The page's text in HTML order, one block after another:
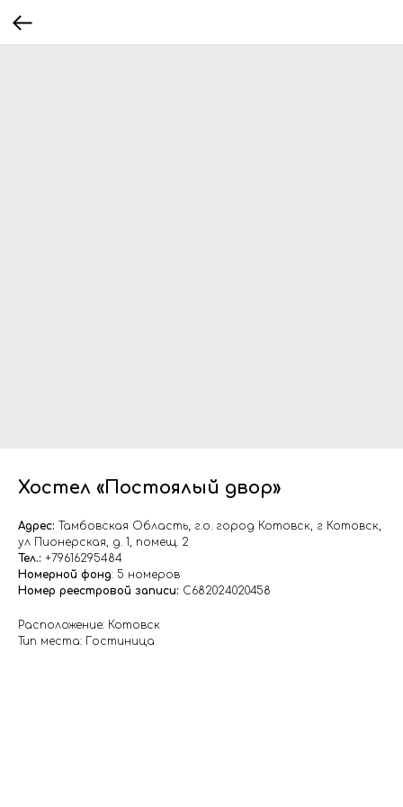
Хостел «Постоялый двор»
Адрес:
Тамбовская Область, г.о. город Котовск, г Котовск,
ул Пионерская, д. 1, помещ. 2
Тел.: +79616295484
Номерной фонд: 5 номеров
Номер реестровой записи: С682024020458
Расположение: Котовск
Тип места: Гостиница